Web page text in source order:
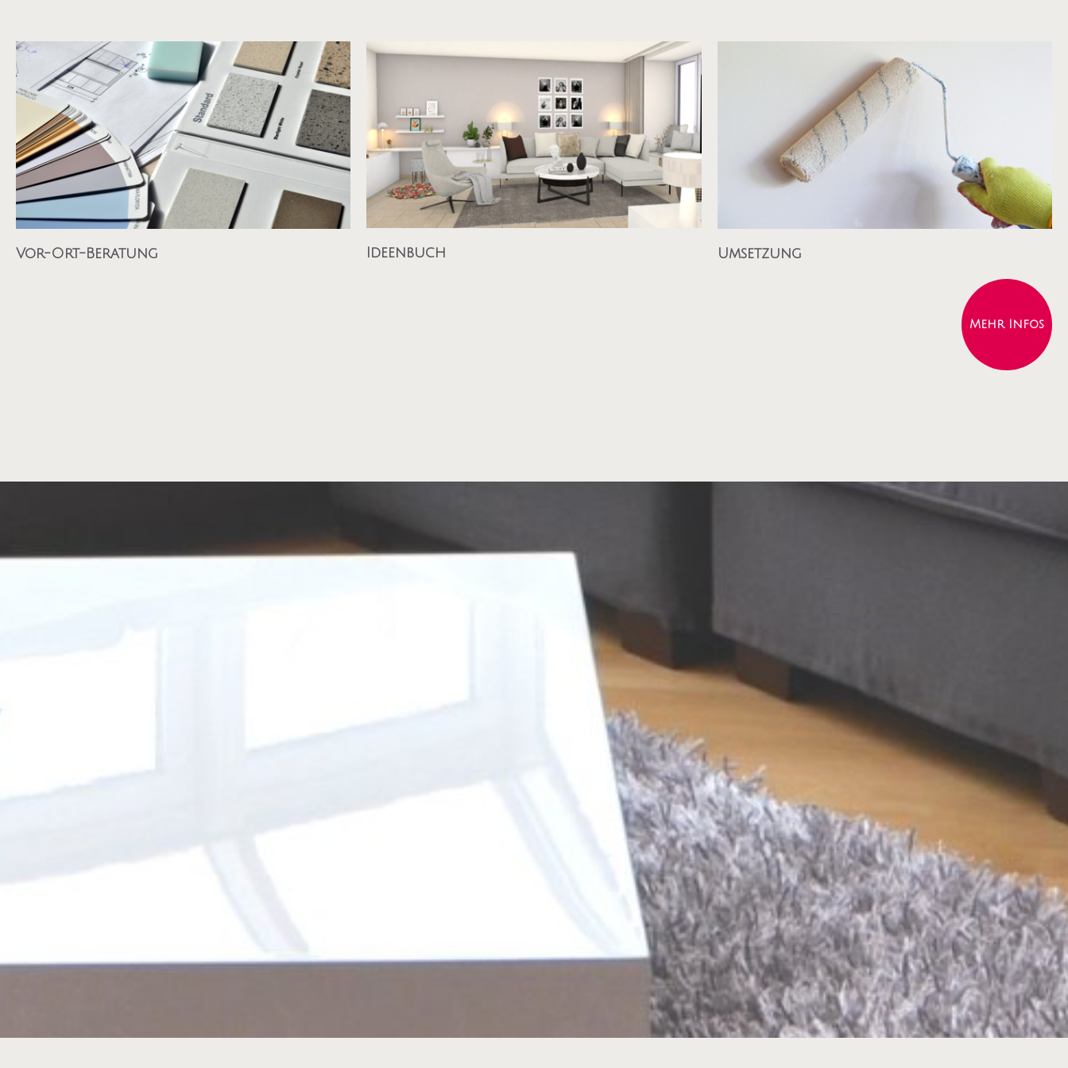
Vor-Ort-Beratung Ideenbuch Umsetzung
Mehr Infos